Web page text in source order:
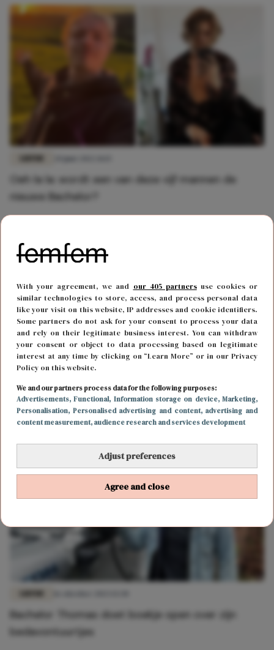
With your agreement, we and our 405 partnersuse cookies or
similar technologies to store, access, and process personal data
like your visit on this website, IP addresses and cookie identifiers.
Some partners do not ask for your consent to process your data
and rely on their legitimate business interest. You can withdraw
your consent or object to data processing based on legitimate
interest at any time by clicking on “Learn More” or in our Privacy
Policy on this website.
We and our partners process data for the following purposes:
Advertisements, Functional, Information storage on device, Marketing,
Personalisation, Personalised advertising and content, advertising and
content measurement, audience research and services development
Adjust preferences
Agree and close
Oeh la la: wordt een van deze vijf mannen de
nieuwe Bachelor?
Carriereswitch voor Bachelor Thomas van der
Vlugt
Bachelor Thomas doet boekje open over zijn
bedavontuurtjes